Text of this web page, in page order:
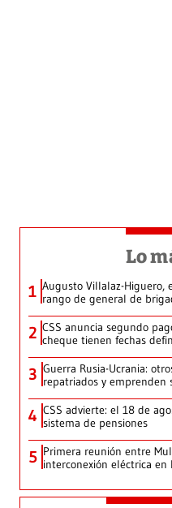
Lo
1 Augusto Villalaz-Higuero,
rango de general de
2 CSS anuncia segundo
cheque tienen fechas
3 Guerra Rusia-Ucrania:
repatriados y emprenden
4 CSS advierte: el 18 de
sistema de pensiones
5 Primera reunión entre
interconexión eléctrica en